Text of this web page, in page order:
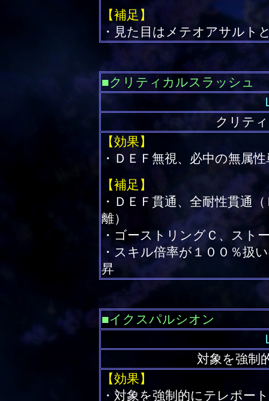
【補足】
・見た目はメテオアサルト
■クリティカルスラッシュ
クリテ
【効果】
・ＤＥＦ無視、必中の無属
【補足】
・ＤＥＦ貫通、全耐性貫通
離）
・ゴーストリングＣ、スト
・スキル倍率が１００％扱
昇
■イクスパルシオン
対象を強制
【効果】
・対象を強制的にテレポー